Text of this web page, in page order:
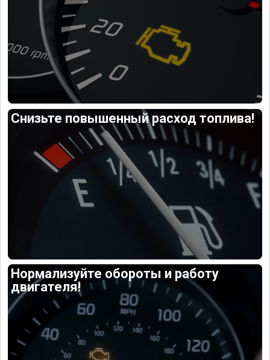
Снизьте повышенный расход топлива!
Нормализуйте обороты и работу
двигателя!